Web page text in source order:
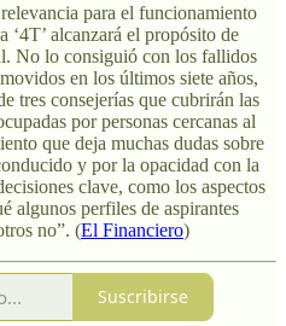
para el funcionamiento
‘4T’ alcanzará el propósito de
No lo consiguió con los fallidos
en los últimos siete años,
tres consejerías que cubrirán las
por personas cercanas al
que deja muchas dudas sobre
y por la opacidad con la
clave, como los aspectos
algunos perfiles de aspirantes
no”. (El Financiero)
Suscribirse